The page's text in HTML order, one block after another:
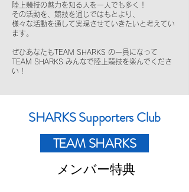
陸上競技の魅力を知る人を一人でも多く！
その活動を、競技を通じではもとより、
様々な活動を通して実現させていきたいと考えてい
ます。
ぜひあなたもTEAM SHARKS の一員になって
TEAM SHARKS みんなで陸上競技を楽んでくださ
い！
SHARKS Supporters Club
TEAM SHARKS
メンバー特典